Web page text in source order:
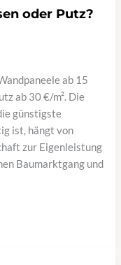
oder Putz?
ab 15
ab 30 €/m². Die
günstigste
ist, hängt von
zur Eigenleistung
Baumarktgang und